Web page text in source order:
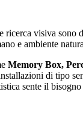
visiva sono
e ambiente
Memory Box,
di tipo
sente il